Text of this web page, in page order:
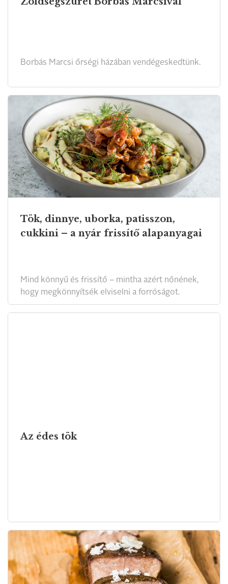
Borbás Marcsi őrségi házában vendégeskedtünk.
Tök, dinnye, uborka, patisszon,
cukkini – a nyár frissítő alapanyagai
Mind könnyű és frissítő – mintha azért nőnének,
hogy megkönnyítsék elviselni a forróságot.
Az édes tök